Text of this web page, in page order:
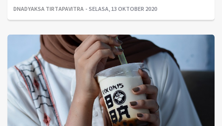
DNADYAKSA TIRTAPAVITRA SELASA, 13 OKTOBER 2020